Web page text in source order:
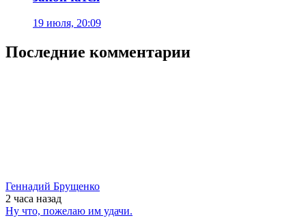
19 июля, 20:09
Последние комментарии
Геннадий Брущенко
2 часа назад
Ну что, пожелаю им удачи.